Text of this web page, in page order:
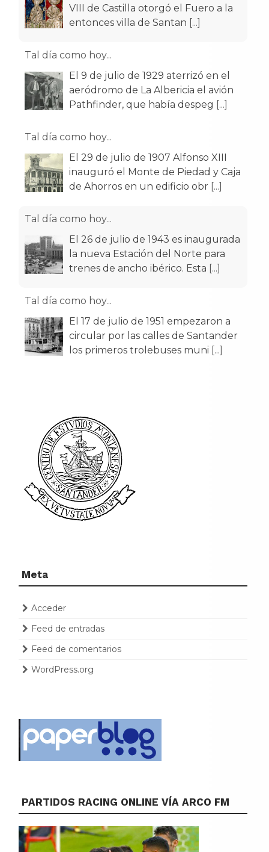
VIII de Castilla otorgó el Fuero a la
entonces villa de Santan [...]
Tal día como hoy...
El 9 de julio de 1929 aterrizó en el
aeródromo de La Albericia el avión
Pathfinder, que había despeg [...]
Tal día como hoy...
El 29 de julio de 1907 Alfonso XIII
inauguró el Monte de Piedad y Caja
de Ahorros en un edificio obr [...]
Tal día como hoy...
El 26 de julio de 1943 es inaugurada
la nueva Estación del Norte para
trenes de ancho ibérico. Esta [...]
Tal día como hoy...
El 17 de julio de 1951 empezaron a
circular por las calles de Santander
los primeros trolebuses muni [...]
Meta
Acceder
Feed de entradas
Feed de comentarios
WordPress.org
PARTIDOS RACING ONLINE VÍA ARCO FM